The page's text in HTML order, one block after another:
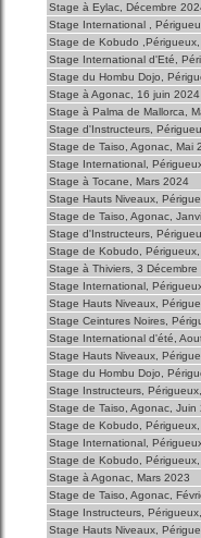
Stage à Eylac, Décembre
Stage International ,
Stage de Kobudo
Stage International d'Eté,
Stage du Hombu Dojo,
Stage à Agonac, 16 juin 2024
Stage à Palma de Mallorca,
Stage d'Instructeurs,
Stage de Taiso, Agonac, Mai
Stage International,
Stage à Tocane, Mars 2024
Stage Hauts Niveaux,
Stage de Taiso, Agonac,
Stage d'Instructeurs,
Stage de Kobudo,
Stage à Thiviers, 3 Décembre
Stage International,
Stage Hauts Niveaux,
Stage Ceintures Noires,
Stage International d'été,
Stage Hauts Niveaux,
Stage du Hombu Dojo,
Stage Instructeurs,
Stage de Taiso, Agonac, Juin
Stage de Kobudo,
Stage International,
Stage de Kobudo, Périgueux,
Stage à Agonac, Mars 2023
Stage de Taiso, Agonac,
Stage Instructeurs,
Stage Hauts Niveaux,